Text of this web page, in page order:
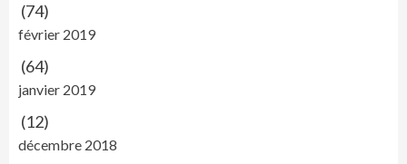
(74)
février 2019
(64)
janvier 2019
(12)
décembre 2018